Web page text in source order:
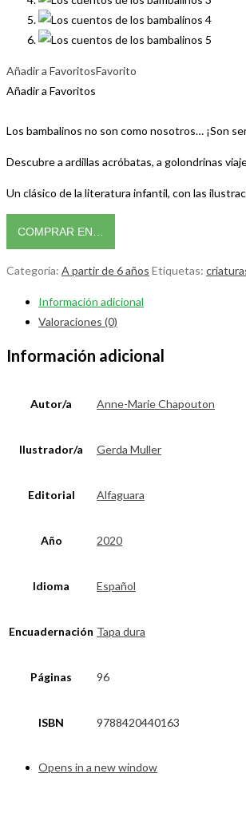
Añadir a FavoritosFavorito
Añadir a Favoritos
Los bambalinos no son como nosotros… ¡Son
Descubre a ardillas acróbatas, a golondrinas
Un clásico de la literatura infantil, con las
COMPRAR EN…
Categoría: A partir de 6 años Etiquetas:
Información adicional
Valoraciones (0)
Información adicional
Autor/a Anne-Marie Chapouton
Ilustrador/a Gerda Muller
Editorial Alfaguara
Año 2020
Idioma Español
Encuadernación Tapa dura
Páginas 96
ISBN 9788420440163
Opens in a new window